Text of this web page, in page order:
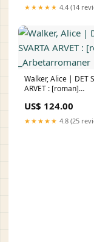
★★★★★ 4.4 (14
Walker, Alice | DET
ARVET : [roman]
US$ 124.00
★★★★★ 4.8 (25